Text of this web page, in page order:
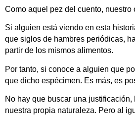
Como aquel pez del cuento,
Si alguien está viendo en esta
que siglos de hambres periódicas,
partir de los mismos alimentos.
Por tanto, si conoce a alguien que
que dicho espécimen. Es más, es
No hay que buscar una
nuestra propia naturaleza. Pero al